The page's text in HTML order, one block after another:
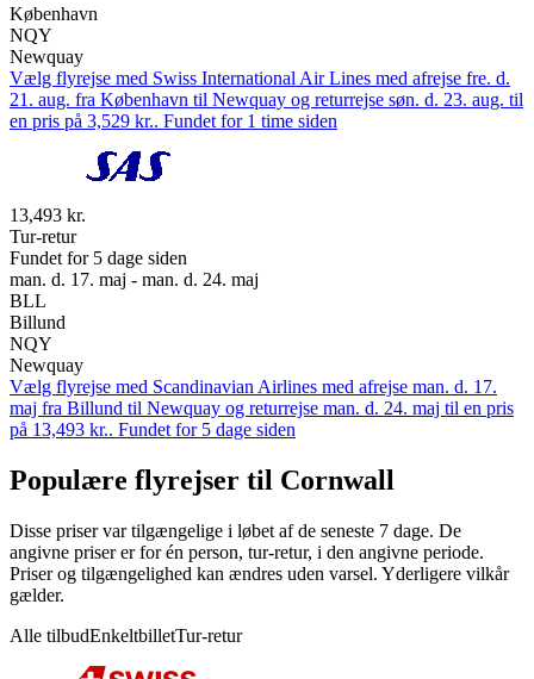
København
NQY
Newquay
Vælg flyrejse med Swiss International Air Lines med afrejse fre. d.
21. aug. fra København til Newquay og returrejse søn. d. 23. aug. til
en pris på 3,529 kr.. Fundet for 1 time siden
13,493 kr.
Tur-retur
Fundet for 5 dage siden
man. d. 17. maj - man. d. 24. maj
BLL
Billund
NQY
Newquay
Vælg flyrejse med Scandinavian Airlines med afrejse man. d. 17.
maj fra Billund til Newquay og returrejse man. d. 24. maj til en pris
på 13,493 kr.. Fundet for 5 dage siden
Populære flyrejser til Cornwall
Disse priser var tilgængelige i løbet af de seneste 7 dage. De
angivne priser er for én person, tur-retur, i den angivne periode.
Priser og tilgængelighed kan ændres uden varsel. Yderligere vilkår
gælder.
Alle tilbudEnkeltbilletTur-retur